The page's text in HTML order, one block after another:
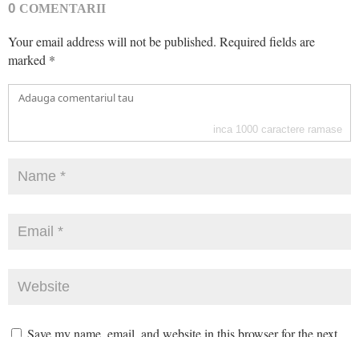
0 COMENTARII
Your email address will not be published. Required fields are
marked *
inca 1000 caractere ramase
Save my name, email, and website in this browser for the next